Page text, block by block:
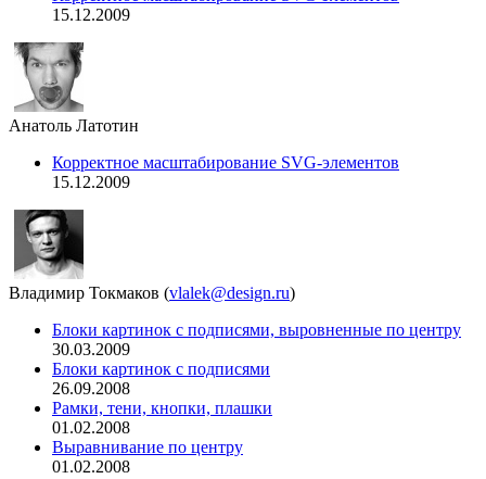
15.12.2009
Анатоль Латотин
Корректное масштабирование SVG-элементов
15.12.2009
Владимир Токмаков (vlalek@design.ru)
Блоки картинок с подписями, выровненные по центру
30.03.2009
Блоки картинок с подписями
26.09.2008
Рамки, тени, кнопки, плашки
01.02.2008
Выравнивание по центру
01.02.2008